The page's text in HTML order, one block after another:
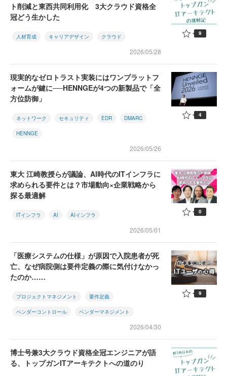
ト削減と東西共同利用化 3大クラウド資格全
冠どう生かした
人材育成 キャリアデザイン クラウド
2026/05/28
9
現実的なゼロトラスト実装にはワンプラットフ
ォームが鍵に──HENNGEが4つの新製品で「全
方位防御」
ネットワーク セキュリティ EDR DMARC
HENNGE
2026/05/26
4
東大 江崎教授らが議論、AI時代のITインフラに
求められる要件とは？市場動向×企業戦略から
探る最適解
ITインフラ AI AIインフラ
2026/05/01
0
「医療システムの仕様」が原因で入院患者が死
亡、なぜ病院側は要件定義の際に気付けなかっ
たのか……
プロジェクトマネジメント 要件定義
ベンダーコントロール ベンダーマネジメント
2026/04/30
9
博士号兼3大クラウド資格全冠エンジニアが語
る、トップガンITアーキテクトへの道のり